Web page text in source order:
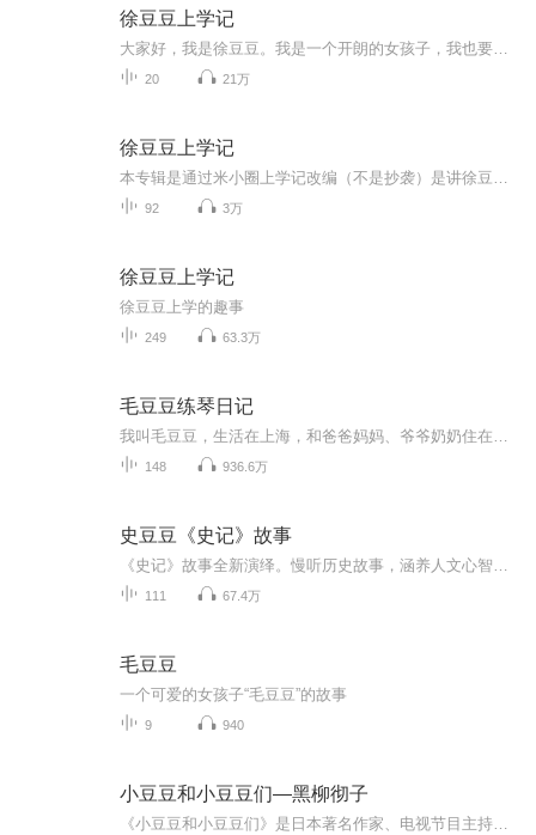
徐豆豆上学记
20 21万
徐豆豆上学记
92 3万
徐豆豆上学记
徐豆豆上学的趣事
249 63.3万
毛豆豆练琴日记
148 936.6万
史豆豆《史记》故事
111 67.4万
毛豆豆
一个可爱的女孩子“毛豆豆”的故事
9 940
小豆豆和小豆豆们—黑柳彻子